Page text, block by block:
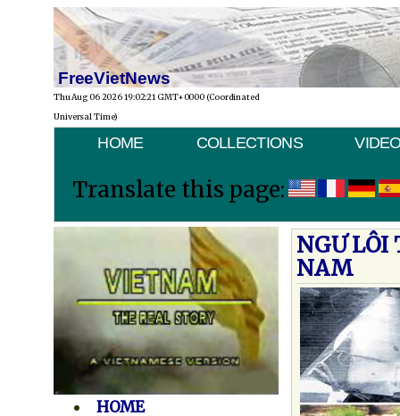
FreeVietNews
Thu Aug 06 2026 19:02:21 GMT+0000 (Coordinated
Universal Time)
HOME COLLECTIONS
Translate this page:
HOME
NGƯ LÔI
NAM